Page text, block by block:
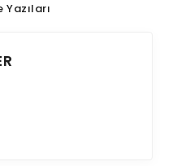
Yazıları